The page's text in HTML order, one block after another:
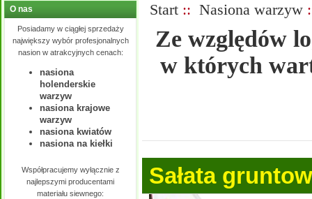
O nas
Posiadamy w ciągłej sprzedaży
największy wybór profesjonalnych
nasion w atrakcyjnych cenach:
nasiona
holenderskie
warzyw
nasiona krajowe
warzyw
nasiona kwiatów
nasiona na kiełki
Współpracujemy wyłącznie z
najlepszymi producentami
materiału siewnego:
Start:: Nasiona warzyw
Ze względów
w których
Sałata